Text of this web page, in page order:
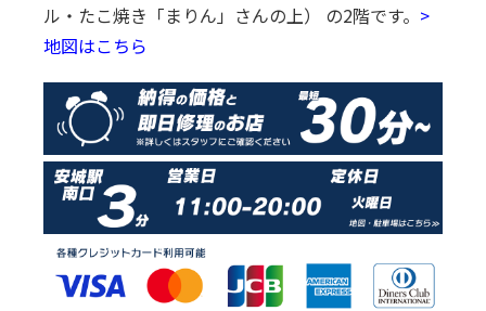
ル・たこ焼き「まりん」さんの上） の2階です。 >
地図はこちら